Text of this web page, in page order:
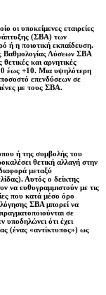
οι υποκείμενες εταιρείες
(ΣΒΑ) των
ή η ποιοτική εκπαίδευση.
Βαθμολογίας Λύσεων ΣΒΑ
και αρνητικές
έως +10. Μια υψηλότερη
επενδύσεων σε
με τους ΣΒΑ.
ή της συμβολής του
θετική αλλαγή στην
μεταξύ
Αυτός ο δείκτης
να ευθυγραμμιστούν με τις
που κατά μέσο όρο
ΣΒΑ μπορεί να
σε
υποδηλώνει ότι έχει
(ένας «αντίκτυπος») ως